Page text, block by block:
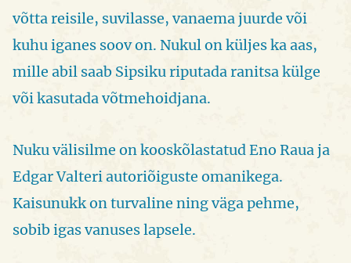
võtta reisile, suvilasse, vanaema juurde või
kuhu iganes soov on. Nukul on küljes ka aas,
mille abil saab Sipsiku riputada ranitsa külge
või kasutada võtmehoidjana.
Nuku välisilme on kooskõlastatud Eno Raua ja
Edgar Valteri autoriõiguste omanikega.
Kaisunukk on turvaline ning väga pehme,
sobib igas vanuses lapsele.